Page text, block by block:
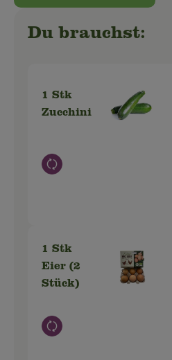
Du brauchst:
1 Stk
Zucchini
Auswahl ändern
1 Stk
Eier (2
Stück)
Auswahl ändern